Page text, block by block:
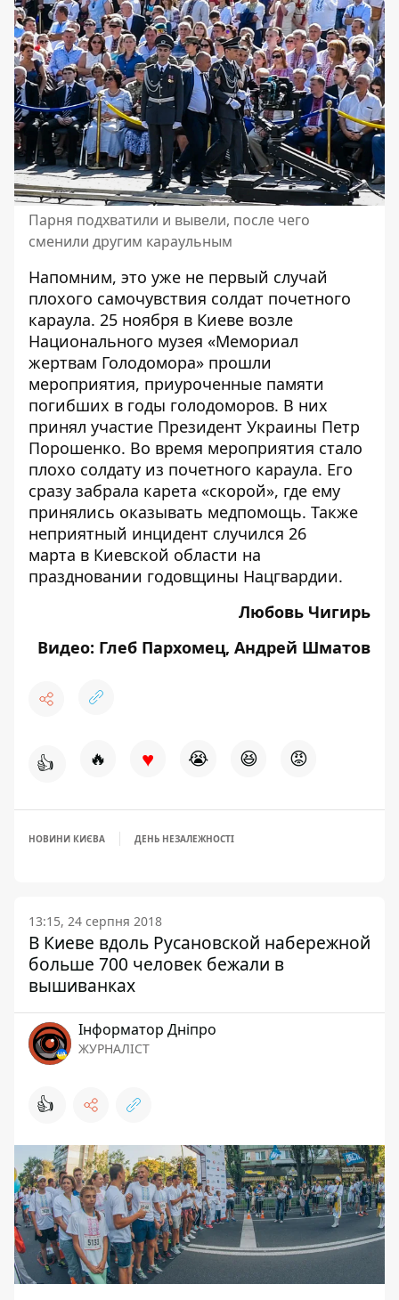
Парня подхватили и вывели, после чего
сменили другим караульным
Напомним, это уже не первый случай
плохого самочувствия солдат почетного
караула. 25 ноября в Киеве возле
Национального музея «Мемориал
жертвам Голодомора» прошли
мероприятия, приуроченные памяти
погибших в годы голодоморов. В них
принял участие Президент Украины Петр
Порошенко. Во время мероприятия стало
плохо солдату из почетного караула. Его
сразу забрала карета «скорой», где ему
принялись оказывать медпомощь. Также
неприятный инцидент случился 26
марта в Киевской области на
праздновании годовщины Нацгвардии.
Любовь Чигирь
Видео: Глеб Пархомец, Андрей Шматов
👍 🔥 ♥ 😭 😆 😡
НОВИНИ КИЄВА ДЕНЬ НЕЗАЛЕЖНОСТІ
13:15, 24 серпня 2018
В Киеве вдоль Русановской набережной
больше 700 человек бежали в
вышиванках
Інформатор Дніпро
ЖУРНАЛІСТ
👍